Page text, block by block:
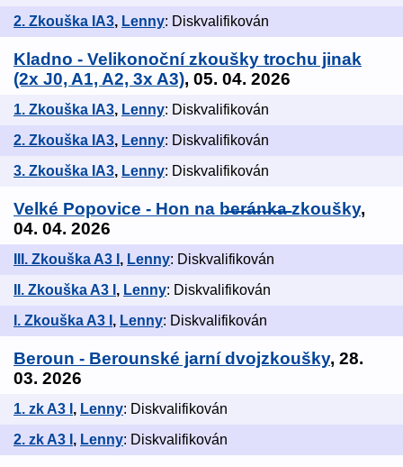
2. Zkouška IA3, Lenny: Diskvalifikován
Kladno - Velikonoční zkoušky trochu jinak
(2x J0, A1, A2, 3x A3), 05. 04. 2026
1. Zkouška IA3, Lenny: Diskvalifikován
2. Zkouška IA3, Lenny: Diskvalifikován
3. Zkouška IA3, Lenny: Diskvalifikován
Velké Popovice - Hon na b̶e̶r̶á̶n̶k̶a̶ zkoušky,
04. 04. 2026
III. Zkouška A3 I , Lenny: Diskvalifikován
II. Zkouška A3 I , Lenny: Diskvalifikován
I. Zkouška A3 I , Lenny: Diskvalifikován
Beroun - Berounské jarní dvojzkoušky, 28.
03. 2026
1. zk A3 I , Lenny: Diskvalifikován
2. zk A3 I , Lenny: Diskvalifikován